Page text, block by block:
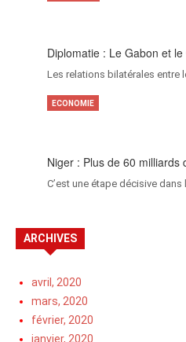
Diplomatie : Le Gabon et
Les relations bilatérales entre
Niger : Plus de 60
C’est une étape décisive dans
ECONOMIE
ARCHIVES
avril, 2020
mars, 2020
février, 2020
janvier, 2020